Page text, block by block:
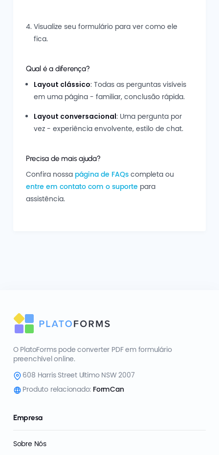
Visualize seu formulário para ver como ele
fica.
Qual é a diferença?
Layout clássico: Todas as perguntas visíveis
em uma página - familiar, conclusão rápida.
Layout conversacional: Uma pergunta por
vez - experiência envolvente, estilo de chat.
Precisa de mais ajuda?
Confira nossa página de FAQscompleta ou
entre em contato com o suporte para
assistência.
O PlatoForms pode converter PDF em formulário
preenchível online.
608 Harris Street Ultimo NSW 2007
Produto relacionado: FormCan
Empresa
Sobre Nós